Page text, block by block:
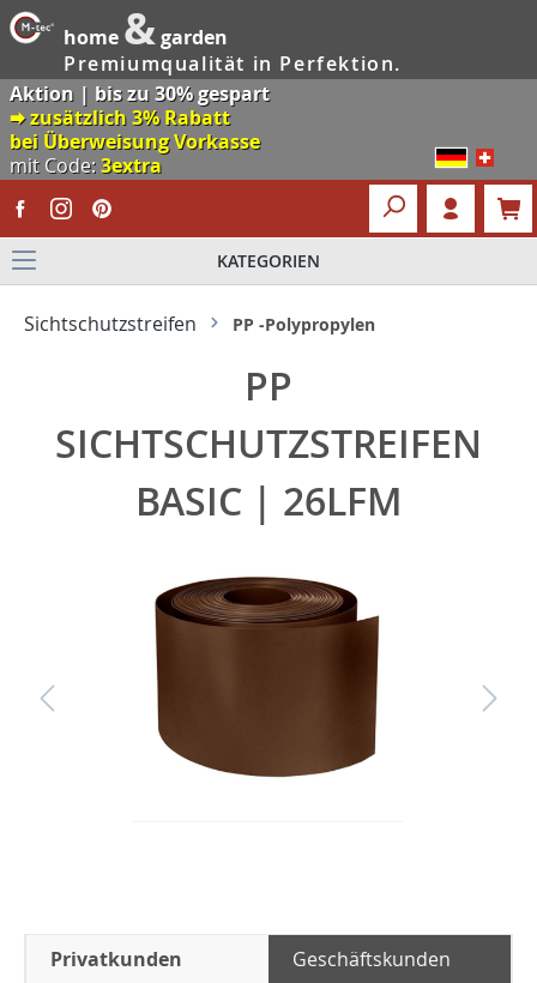
home &garden
Premiumqualität in Perfektion.
Aktion | bis zu 30% gespart
🠮 zusätzlich 3% Rabatt
bei Überweisung Vorkasse
mit Code:3extra
KATEGORIEN
Sichtschutzstreifen PP -Polypropylen
PP
SICHTSCHUTZSTREIFEN
BASIC | 26LFM
Privatkunden Geschäftskunden